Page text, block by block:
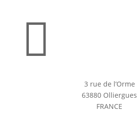

3 rue de l’Orme
63880 Olliergues
FRANCE